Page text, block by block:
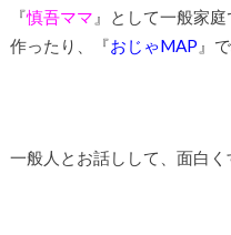
『慎吾ママ 』として一般家
作ったり、『おじゃMAP 』
一般人とお話しして、面白く